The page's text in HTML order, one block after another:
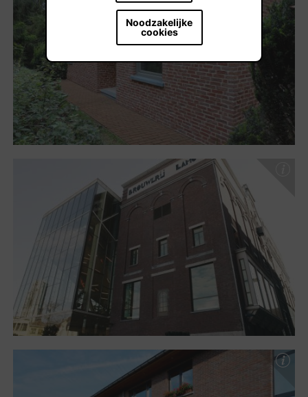
Noodzakelijke
cookies